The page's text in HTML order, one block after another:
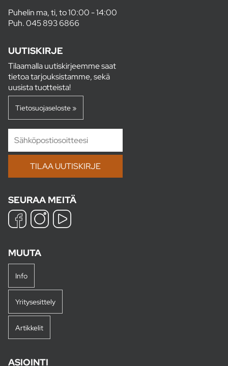
Puhelin ma, ti, to 10:00 - 14:00
Puh.045 893 6866
UUTISKIRJE
Tilaamalla uutiskirjeemme saat
tietoa tarjouksistamme, sekä
uusista tuotteista!
Tietosuojaseloste »
SEURAA MEITÄ
MUUTA
Info
Yritysesittely
Artikkelit
ASIOINTI